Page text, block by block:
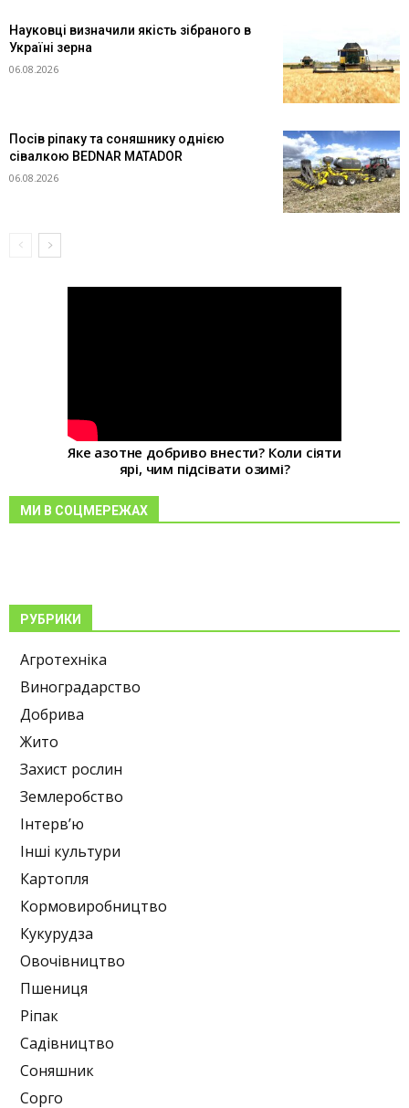
Науковці визначили якість зібраного в
Україні зерна
06.08.2026
Посів ріпаку та соняшнику однією
сівалкою BEDNAR MATADOR
06.08.2026
Яке азотне добриво внести? Коли сіяти
ярі, чим підсівати озимі?
МИ В СОЦМЕРЕЖАХ
РУБРИКИ
Агротехніка
Виноградарство
Добрива
Жито
Захист рослин
Землеробство
Інтерв’ю
Інші культури
Картопля
Кормовиробництво
Кукурудза
Овочівництво
Пшениця
Ріпак
Садівництво
Соняшник
Сорго